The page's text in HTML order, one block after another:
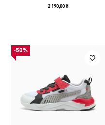
2 190,00 ₴
-50%